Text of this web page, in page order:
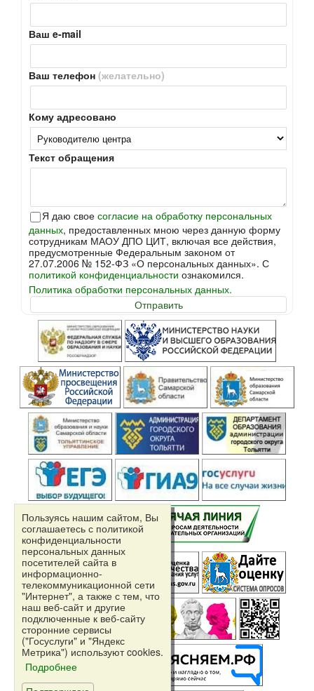
Ваш e-mail
Ваш телефон (желательно)
Кому адресовано
Текст обращения
Я даю свое согласие на обработку персональных
данных, предоставленных мною через данную форму
сотрудникам МАОУ ДПО ЦИТ, включая все действия,
предусмотренные Федеральным законом от
27.07.2006 № 152-ФЗ «О персональных данных». С
политикой конфиденциальности ознакомился.
Политика обработки персональных данных.
Независимая
оценка качества
Пользуясь нашим сайтом, Вы
соглашаетесь с политикой
конфиденциальности
персональных данных
посетителей сайта в
информационно-
телекоммуникационной сети
"Интернет", а также с тем, что
наш веб-сайт и другие
подключенные к веб-сайту
сторонние сервисы
("Госуслуги" и "Яндекс
Метрика") используют cookies.
Подробнее